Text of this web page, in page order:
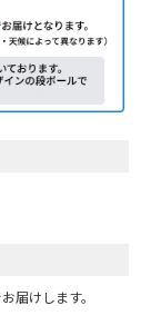
届けします。